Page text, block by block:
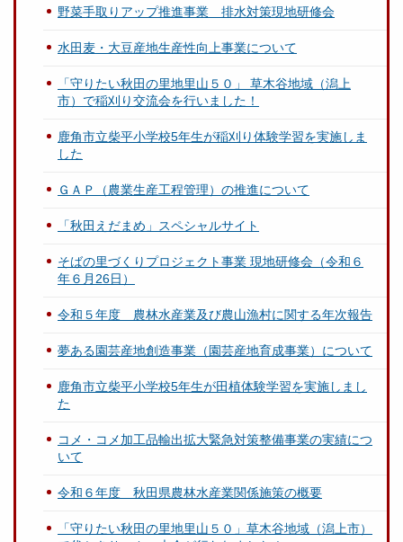
野菜手取りアップ推進事業 排水対策現地研修会
水田麦・大豆産地生産性向上事業について
「守りたい秋田の里地里山５０」 草木谷地域（潟上
市）で稲刈り交流会を行いました！
鹿角市立柴平小学校5年生が稲刈り体験学習を実施しま
した
ＧＡＰ（農業生産工程管理）の推進について
「秋田えだまめ」スペシャルサイト
そばの里づくりプロジェクト事業 現地研修会（令和６
年６月26日）
令和５年度 農林水産業及び農山漁村に関する年次報告
夢ある園芸産地創造事業（園芸産地育成事業）について
鹿角市立柴平小学校5年生が田植体験学習を実施しまし
た
コメ・コメ加工品輸出拡大緊急対策整備事業の実績につ
いて
令和６年度 秋田県農林水産業関係施策の概要
「守りたい秋田の里地里山５０」草木谷地域（潟上市）